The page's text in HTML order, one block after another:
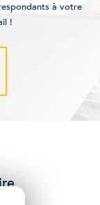
à votre
!